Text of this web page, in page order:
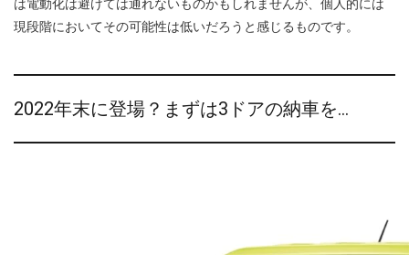
現段階においてその可能性は低いだろうと感じるものです。
2022年末に登場？まずは3ドアの納車を…